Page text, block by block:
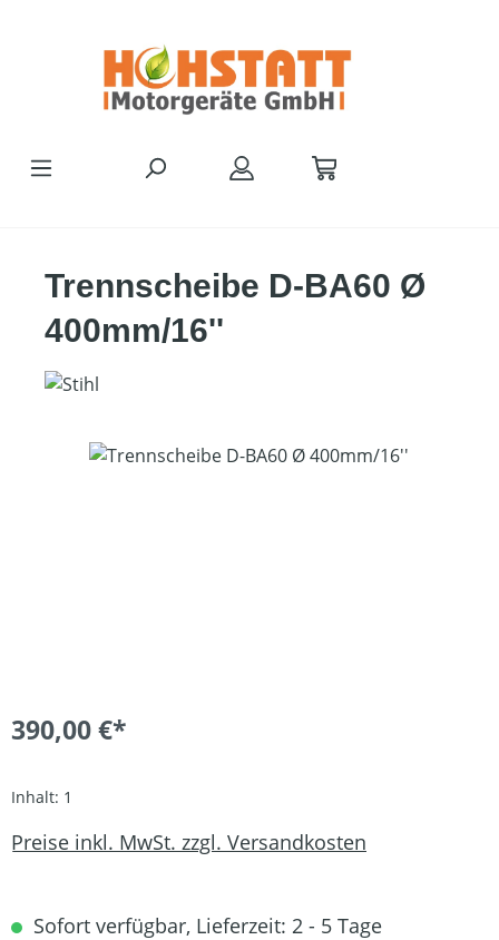
Trennscheibe D-BA60 Ø
400mm/16''
Bildergalerie überspringen
390,00 €*
Inhalt: 1
Preise inkl. MwSt. zzgl. Versandkosten
Sofort verfügbar, Lieferzeit: 2 - 5 Tage